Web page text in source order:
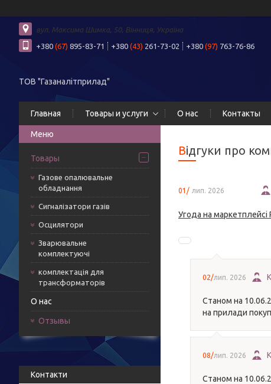
вул. Максима Шимка, 50, Вінниця, Україна
+380 (67) 895-83-71 +380 (43) 261-73-02 +380 (97) 763-76-86
ТОВ "Газаналітприлад"
Главная Товары и услуги О нас Контакты
Товары
Газове опалювальне
обладнання
Сигналізатори газів
Осцилятори
Зварювальне
комплектуючі
комплектація для
трансформаторів
О нас
Отзывы
Контакти
Відгуки про
01/ лип. 2026
Угода на маркетплейсі
02/лип. 2026
Станом на
на прилади
08/лип. 2026
Станом на